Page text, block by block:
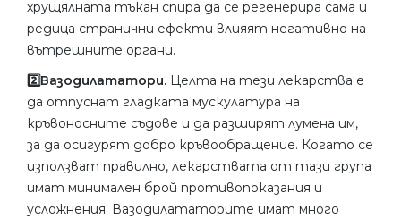
хрущялната тъкан спира да се регенерира сама и
редица странични ефекти влияят негативно на
вътрешните органи.
2️⃣Вазодилататори. Целта на тези лекарства е
да отпуснат гладката мускулатура на
кръвоносните съдове и да разширят лумена им,
за да осигурят добро кръвообращение. Когато се
използват правилно, лекарствата от тази група
имат минимален брой противопоказания и
усложнения. Вазодилататорите имат много